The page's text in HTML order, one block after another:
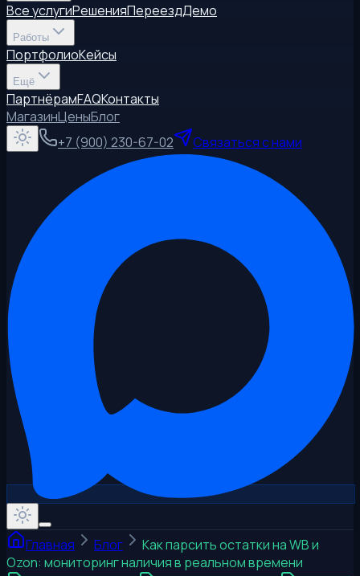
Все услугиРешенияПереездДемо
Работы
ПортфолиоКейсы
Ещё
ПартнёрамFAQКонтакты
МагазинЦеныБлог
+7 (900) 230-67-02
Связаться с нами
Главная Блог
Как парсить остатки на WB и
Ozon: мониторинг наличия в реальном времени